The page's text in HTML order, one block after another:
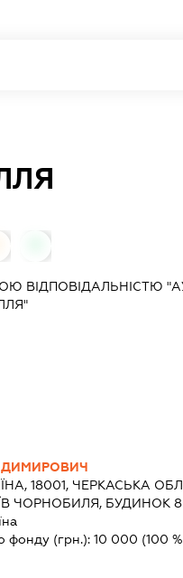
ВІДПОВІДАЛЬНІСТЮ
18001, ЧЕРКАСЬКА
ЧОРНОБИЛЯ, БУДИНОК
фонду (грн.):10 000 (100